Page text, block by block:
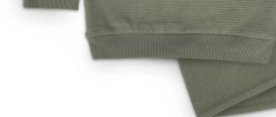
Montag - Freitag : 8:30 - 17:00 Uhr
Samstag - Sonntag : 8:30 - 13:00 Uhr